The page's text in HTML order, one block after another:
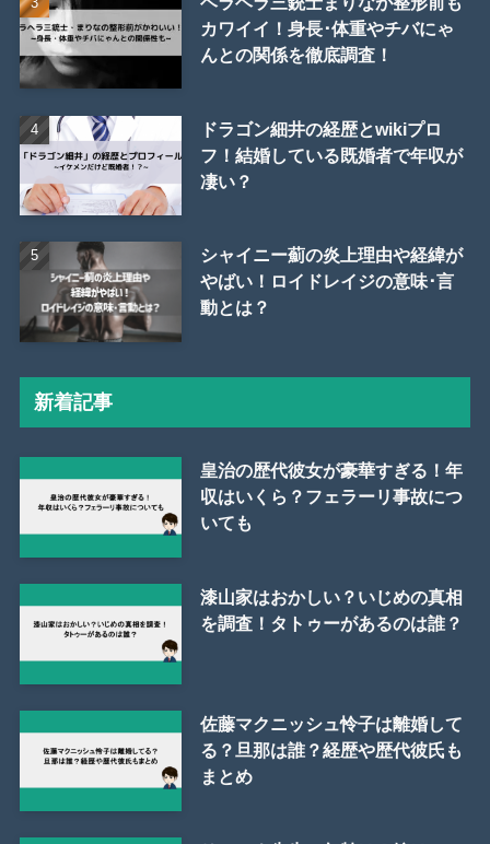
カワイイ！身長･体重やチバにゃ
んとの関係を徹底調査！
ドラゴン細井の経歴とwikiプロ
フ！結婚している既婚者で年収が
凄い？
シャイニー薊の炎上理由や経緯が
やばい！ロイドレイジの意味･言
動とは？
新着記事
皇治の歴代彼女が豪華すぎる！年
収はいくら？フェラーリ事故につ
いても
漆山家はおかしい？いじめの真相
を調査！タトゥーがあるのは誰？
佐藤マクニッシュ怜子は離婚して
る？旦那は誰？経歴や歴代彼氏も
まとめ